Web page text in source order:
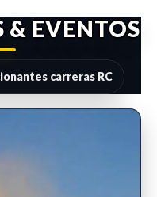
& EVENTOS
carreras RC